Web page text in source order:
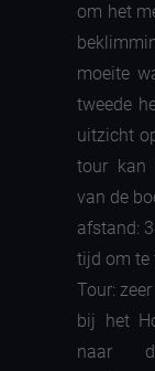
om het
moeite
tweede
uitzicht
tour kan
van de
afstand:
tijd om te
Tour:
bij het
naar